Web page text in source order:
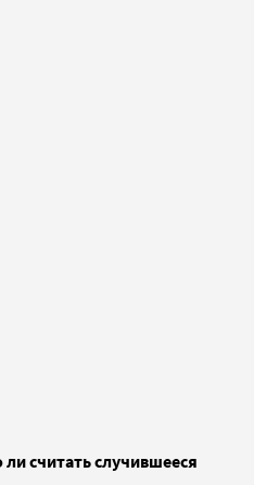
считать случившееся